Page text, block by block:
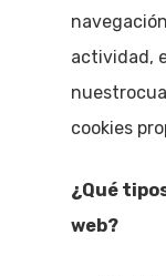
actividad,
cookies
¿Qué
web?